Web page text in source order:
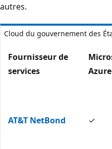
autres.
Cloud du gouvernement des
Fournisseur de
services
Azure
AT&T NetBond ✓